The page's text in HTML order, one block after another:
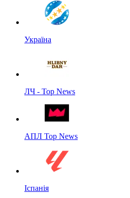
Україна
ЛЧ - Top News
АПЛ Top News
Іспанія